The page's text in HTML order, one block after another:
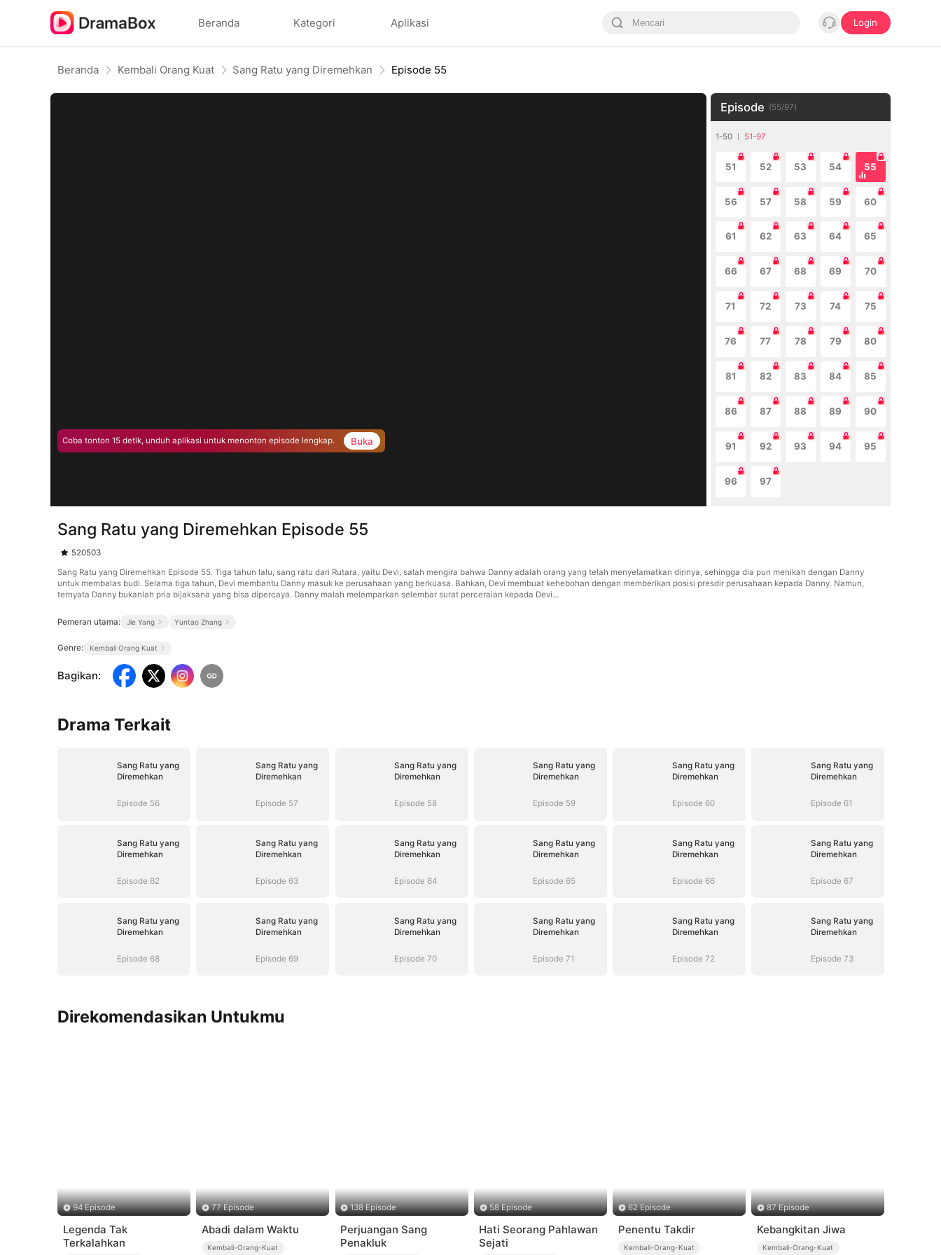
Beranda Kategori Aplikasi Login
Beranda Kembali Orang Kuat Sang Ratu yang Diremehkan Episode 55
Coba tonton 15 detik, unduh aplikasi untuk menonton episode lengkap. Buka
Episode (55/97)
1-50 51-97
51 52 53 54 55
56 57 58 59 60
61 62 63 64 65
66 67 68 69 70
71 72 73 74 75
76 77 78 79 80
81 82 83 84 85
86 87 88 89 90
91 92 93 94 95
96 97
Sang Ratu yang Diremehkan Episode 55
520503
Sang Ratu yang Diremehkan Episode 55. Tiga tahun lalu, sang ratu dari Rutara, yaitu Devi, salah mengira bahwa Danny adalah orang yang telah menyelamatkan dirinya, sehingga dia pun menikah dengan Danny
untuk membalas budi. Selama tiga tahun, Devi membantu Danny masuk ke perusahaan yang berkuasa. Bahkan, Devi membuat kehebohan dengan memberikan posisi presdir perusahaan kepada Danny. Namun,
ternyata Danny bukanlah pria bijaksana yang bisa dipercaya. Danny malah melemparkan selembar surat perceraian kepada Devi…
Pemeran utama: Jie Yang Yuntao Zhang
Genre: Kembali Orang Kuat
Bagikan:
Drama Terkait
Sang Ratu yang
Diremehkan
Episode 56
Sang Ratu yang
Diremehkan
Episode 57
Sang Ratu yang
Diremehkan
Episode 58
Sang Ratu yang
Diremehkan
Episode 59
Sang Ratu yang
Diremehkan
Episode 60
Sang Ratu yang
Diremehkan
Episode 61
Sang Ratu yang
Diremehkan
Episode 62
Sang Ratu yang
Diremehkan
Episode 63
Sang Ratu yang
Diremehkan
Episode 64
Sang Ratu yang
Diremehkan
Episode 65
Sang Ratu yang
Diremehkan
Episode 66
Sang Ratu yang
Diremehkan
Episode 67
Sang Ratu yang
Diremehkan
Episode 68
Sang Ratu yang
Diremehkan
Episode 69
Sang Ratu yang
Diremehkan
Episode 70
Sang Ratu yang
Diremehkan
Episode 71
Sang Ratu yang
Diremehkan
Episode 72
Sang Ratu yang
Diremehkan
Episode 73
Direkomendasikan Untukmu
94 Episode
Legenda Tak
Terkalahkan
77 Episode
Abadi dalam Waktu
Kembali-Orang-Kuat
138 Episode
Perjuangan Sang
Penakluk
58 Episode
Hati Seorang Pahlawan
Sejati
62 Episode
Penentu Takdir
Kembali-Orang-Kuat
87 Episode
Kebangkitan Jiwa
Kembali-Orang-Kuat